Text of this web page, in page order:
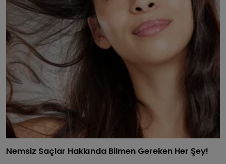
Nemsiz Saçlar Hakkında Bilmen Gereken Her Şey!